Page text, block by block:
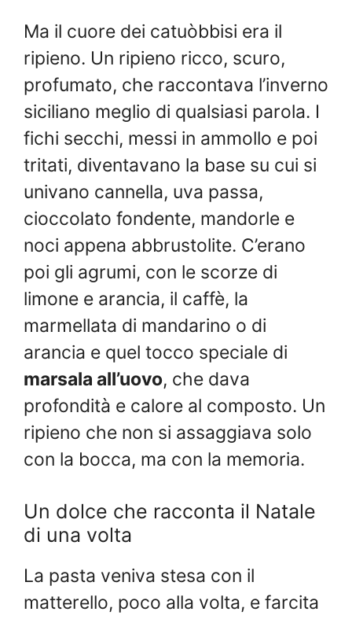
Ma il cuore dei catuòbbisi era il
ripieno. Un ripieno ricco, scuro,
profumato, che raccontava l’inverno
siciliano meglio di qualsiasi parola. I
fichi secchi, messi in ammollo e poi
tritati, diventavano la base su cui si
univano cannella, uva passa,
cioccolato fondente, mandorle e
noci appena abbrustolite. C’erano
poi gli agrumi, con le scorze di
limone e arancia, il caffè, la
marmellata di mandarino o di
arancia e quel tocco speciale di
marsala all’uovo, che dava
profondità e calore al composto. Un
ripieno che non si assaggiava solo
con la bocca, ma con la memoria.
Un dolce che racconta il Natale
di una volta
La pasta veniva stesa con il
matterello, poco alla volta, e farcita